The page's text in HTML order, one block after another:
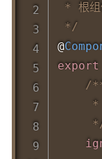
* 根组
*/
@
export
/